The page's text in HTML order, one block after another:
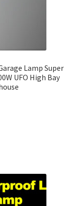
Lamp Super
UFO High Bay